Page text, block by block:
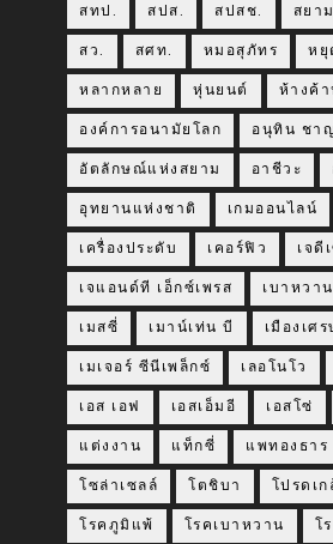
สทป. สปส. สปสช. สยา
สว. สศท. หมอสุภัทร ห
หลากหลาย หุ่นยนต์ ห้างค้
องค์การอนามัยโลก อนุทิน ชา
อัตลักษณ์แห่งสยาม อาชีวะ
อุทยานแห่งชาติ เกมออนไลน์
เครื่องประดับ เคอร์ฟิว เจดี
เจแอนด์ที เอ็กซ์เพรส เบาหวาน
เมสซี่ เมาน์เท่น บี เมืองเศ
เมเจอร์ ซีนีเพล็กซ์ เลอโนโว
เอส เอฟ เอสเอ็มอี เอสโซ่
แต่งงาน แท็กซี่ แพทองธาร
โซล่าเซลล์ โตชิบา โปรดเก
โรคภูมิแพ้ โรคเบาหวาน โ